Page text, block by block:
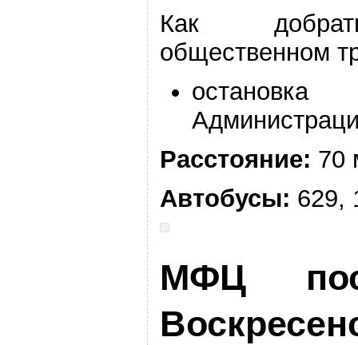
Как
общественном
остановка
Расстояние: 70
Автобусы: 629,
МФЦ